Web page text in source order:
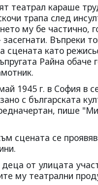
театрал караше
трапа след
му бе частично,
Въпреки
сцената като
Райна обаче
1945 г. в София в
с българската
пише
сцената се
от улицата
му театрални